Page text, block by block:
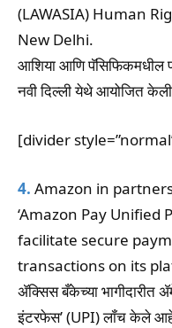
(LAWASIA) Human
New Delhi.
आशिया आणि पॅसिफिकमधील
नवी दिल्ली येथे आयोजित
[divider
4. Amazon in
‘Amazon Pay Unified
facilitate secure
transactions on its
ॲक्सिस बँकेच्या भागीदारीत
इंटरफेस’ (UPI) लॉंच केले